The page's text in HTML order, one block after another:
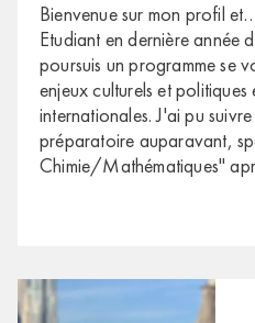
Bienvenue sur mon profil
Etudiant en dernière année
poursuis un programme se
enjeux culturels et politiques
internationales. J'ai pu
préparatoire auparavant,
Chimie/Mathématiques"